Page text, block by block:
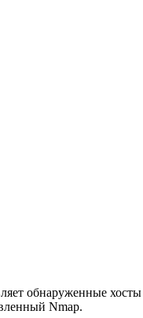
обнаруженные
Nmap.